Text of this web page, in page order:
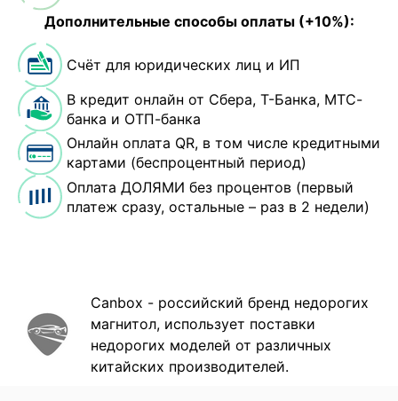
Дополнительные способы оплаты (+10%):
Счёт для юридических лиц и ИП
В кредит онлайн от Сбера, Т-Банка, МТС-
банка и ОТП-банка
Онлайн оплата QR, в том числе кредитными
картами (беспроцентный период)
Оплата ДОЛЯМИ без процентов (первый
платеж сразу, остальные – раз в 2 недели)
Canbox - российский бренд недорогих
магнитол, использует поставки
недорогих моделей от различных
китайских производителей.